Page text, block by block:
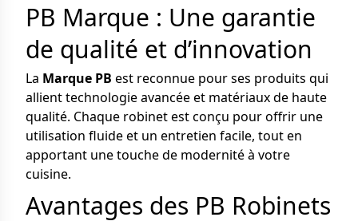
PB Marque : Une garantie
de qualité et d’innovation
La Marque PB est reconnue pour ses produits qui
allient technologie avancée et matériaux de haute
qualité. Chaque robinet est conçu pour offrir une
utilisation fluide et un entretien facile, tout en
apportant une touche de modernité à votre
cuisine.
Avantages des PB Robinets